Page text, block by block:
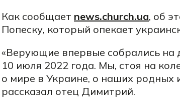
Как сообщает news.church.ua, об
Попеску, который опекает
«Верующие впервые собрались
10 июля 2022 года. Мы, стоя на
о мире в Украине, о наших родных
рассказал отец Димитрий.